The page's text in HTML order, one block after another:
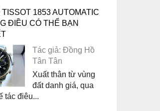
1853 AUTOMATIC
ĐIỀU CÓ THỂ BẠN
Tác giả: Đồng Hồ
Tân Tân
Xuất thân từ vùng
đất danh giá, qua
tác điêu...